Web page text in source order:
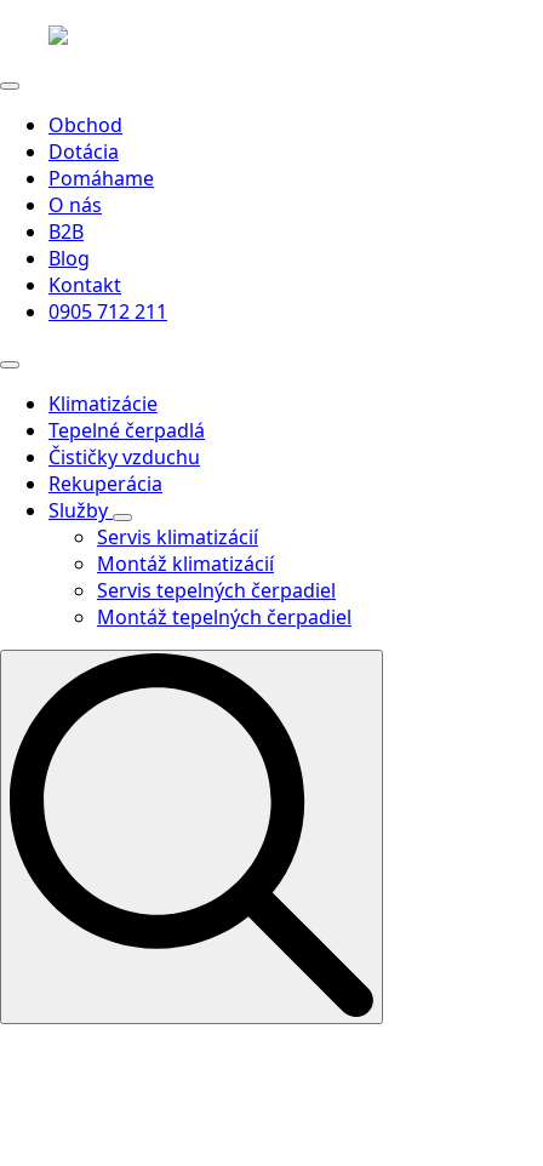
Obchod
Dotácia
Pomáhame
O nás
B2B
Blog
Kontakt
0905 712 211
Klimatizácie
Tepelné čerpadlá
Čističky vzduchu
Rekuperácia
Služby
Servis klimatizácií
Montáž klimatizácií
Servis tepelných čerpadiel
Montáž tepelných čerpadiel